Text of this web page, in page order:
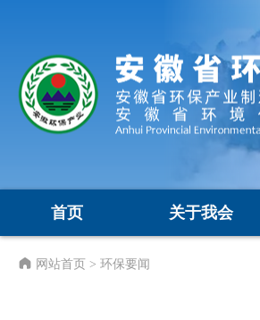
首页 关于我会
网站首页 > 环保要闻